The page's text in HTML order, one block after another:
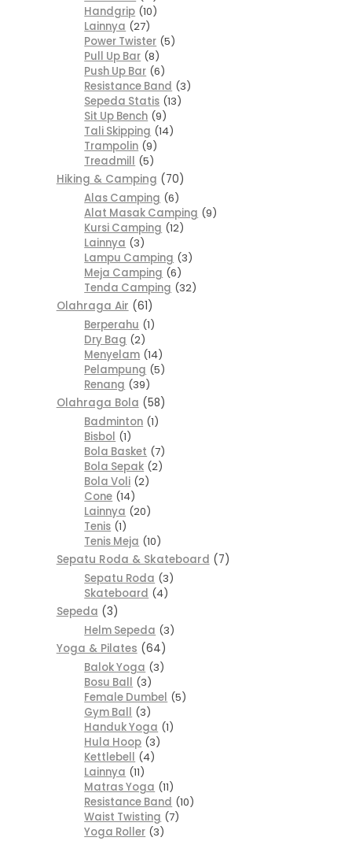
Handgrip 10
Lainnya 27
Power Twister 5
Pull Up Bar 8
Push Up Bar 6
Resistance Band 3
Sepeda Statis 13
Sit Up Bench 9
Tali Skipping 14
Trampolin 9
Treadmill 5
Hiking & Camping
70
Alas Camping 6
Alat Masak Camping 9
Kursi Camping 12
Lainnya 3
Lampu Camping 3
Meja Camping 6
Tenda Camping 32
Olahraga Air
61
Berperahu 1
Dry Bag 2
Menyelam 14
Pelampung 5
Renang 39
Olahraga Bola
58
Badminton 1
Bisbol 1
Bola Basket 7
Bola Sepak 2
Bola Voli 2
Cone 14
Lainnya 20
Tenis 1
Tenis Meja 10
Sepatu Roda & Skateboard
7
Sepatu Roda 3
Skateboard 4
Sepeda
3
Helm Sepeda 3
Yoga & Pilates
64
Balok Yoga 3
Bosu Ball 3
Female Dumbel 5
Gym Ball 3
Handuk Yoga 1
Hula Hoop 3
Kettlebell 4
Lainnya 11
Matras Yoga 11
Resistance Band 10
Waist Twisting 7
Yoga Roller 3